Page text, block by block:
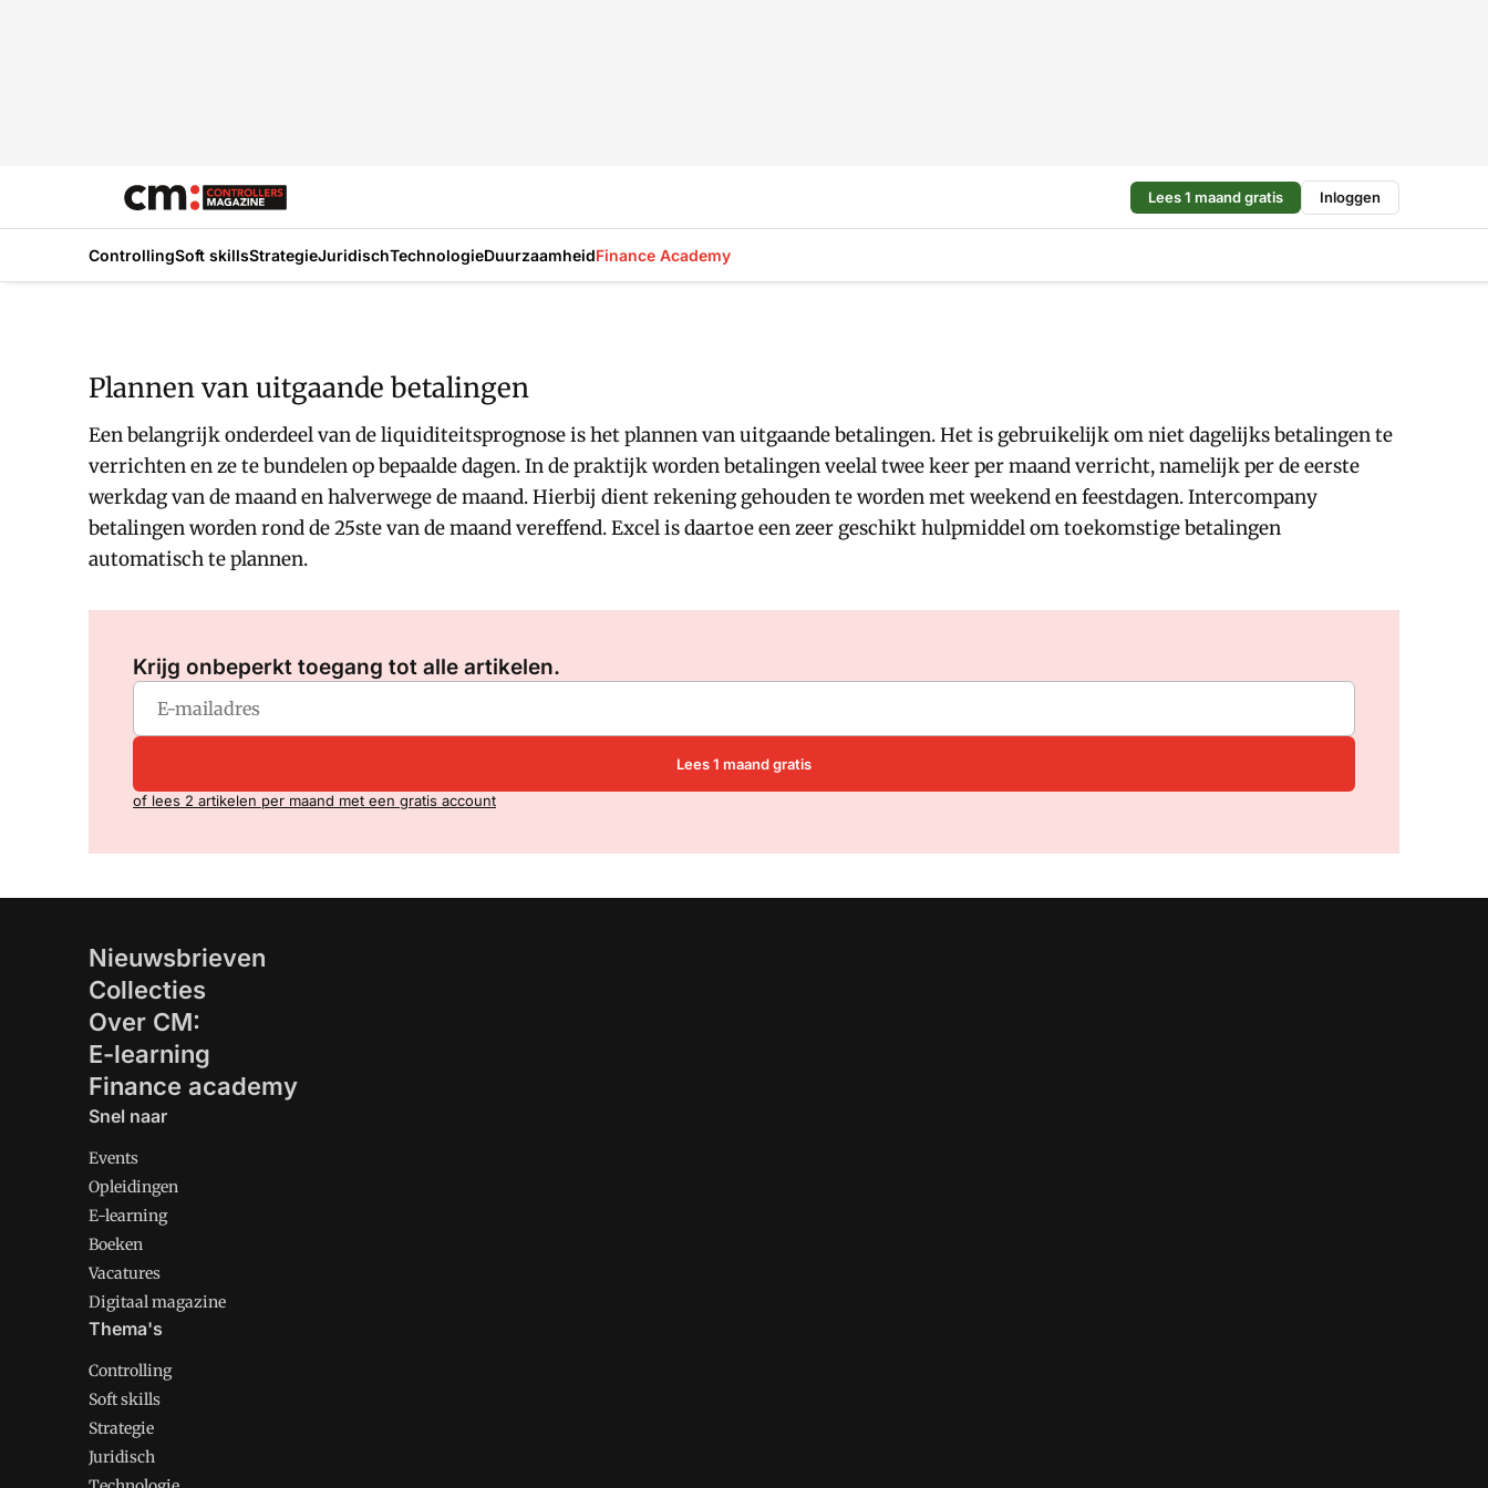
Lees 1 maand gratis Inloggen
ControllingSoft skillsStrategieJuridischTechnologieDuurzaamheidFinance Academy
Plannen van uitgaande betalingen
Een belangrijk onderdeel van de liquiditeitsprognose is het plannen van uitgaande betalingen. Het is gebruikelijk om niet dagelijks betalingen te
verrichten en ze te bundelen op bepaalde dagen. In de praktijk worden betalingen veelal twee keer per maand verricht, namelijk per de eerste
werkdag van de maand en halverwege de maand. Hierbij dient rekening gehouden te worden met weekend en feestdagen. Intercompany
betalingen worden rond de 25ste van de maand vereffend. Excel is daartoe een zeer geschikt hulpmiddel om toekomstige betalingen
automatisch te plannen.
Krijg onbeperkt toegang tot alle artikelen.
Lees 1 maand gratis
of lees 2 artikelen per maand met een gratis account
Nieuwsbrieven
Collecties
Over CM:
E-learning
Finance academy
Snel naar
Events
Opleidingen
E-learning
Boeken
Vacatures
Digitaal magazine
Thema's
Controlling
Soft skills
Strategie
Juridisch